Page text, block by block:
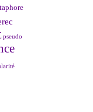
pseudo